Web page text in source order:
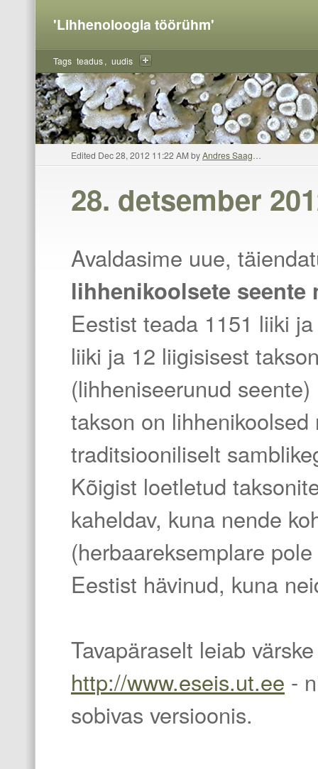
'Lihhenoloogia töörühm'
Tags teadus uudis
Edited Dec 28, 2012 11:22 AM byAndres Saag …
28. detsember
Avaldasime uue,
lihhenikoolsete seente
Eestist teada 1151 liiki
liiki ja 12 liigisisest
(lihheniseerunud
takson on
traditsiooniliselt
Kõigist loetletud
kaheldav, kuna nende
(herbaareksemplare
Eestist hävinud, kuna
Tavapäraselt leiab
http://www.eseis.ut.ee -
sobivas versioonis.